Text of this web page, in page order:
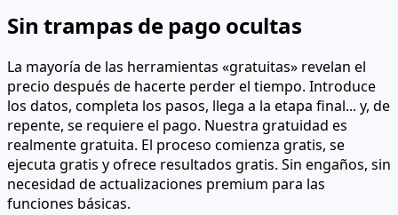
Sin trampas de pago ocultas
La mayoría de las herramientas «gratuitas» revelan el
precio después de hacerte perder el tiempo. Introduce
los datos, completa los pasos, llega a la etapa final... y, de
repente, se requiere el pago. Nuestra gratuidad es
realmente gratuita. El proceso comienza gratis, se
ejecuta gratis y ofrece resultados gratis. Sin engaños, sin
necesidad de actualizaciones premium para las
funciones básicas.